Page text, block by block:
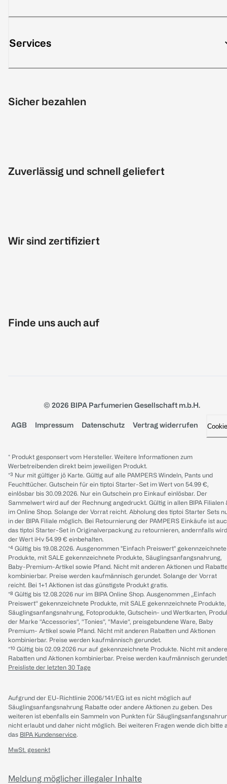
Services
Sicher bezahlen
Zuverlässig und schnell geliefert
Wir sind zertifiziert
Finde uns auch auf
© 2026 BIPA Parfumerien Gesellschaft m.b.H.
AGB Impressum Datenschutz Vertrag widerrufen
* Produkt gesponsert vom Hersteller. Weitere Informationen zum
Werbetreibenden direkt beim jeweiligen Produkt.
*³ Nur mit gültiger jö Karte. Gültig auf alle PAMPERS Windeln, Pants und
Feuchttücher. Gutschein für ein tiptoi Starter-Set im Wert von 54.99 €,
einlösbar bis 30.09.2026. Nur ein Gutschein pro Einkauf einlösbar. Der
Sammelwert wird auf der Rechnung angedruckt. Gültig in allen BIPA Filialen
im Online Shop. Solange der Vorrat reicht. Abholung des tiptoi Starter Sets
in der BIPA Filiale möglich. Bei Retournierung der PAMPERS Einkäufe ist
das tiptoi Starter-Set in Originalverpackung zu retournieren, andernfalls wird
der Wert iHv 54.99 € einbehalten.
*⁴ Gültig bis 19.08.2026. Ausgenommen "Einfach Preiswert" gekennzeichnete
Produkte, mit SALE gekennzeichnete Produkte, Säuglingsanfangsnahrung,
Baby-Premium-Artikel sowie Pfand. Nicht mit anderen Aktionen und
kombinierbar. Preise werden kaufmännisch gerundet. Solange der Vorrat
reicht. Bei 1+1 Aktionen ist das günstigste Produkt gratis.
*⁸ Gültig bis 12.08.2026 nur im BIPA Online Shop. Ausgenommen „Einfach
Preiswert“ gekennzeichnete Produkte, mit SALE gekennzeichnete Produkte,
Säuglingsanfangsnahrung, Fotoprodukte, Gutschein- und Wertkarten,
der Marke “Accessories“, “Tonies“, “Mavie“, preisgebundene Ware, Baby
Premium- Artikel sowie Pfand. Nicht mit anderen Rabatten und Aktionen
kombinierbar. Preise werden kaufmännisch gerundet.
*¹⁰ Gültig bis 02.09.2026 nur auf gekennzeichnete Produkte. Nicht mit
Rabatten und Aktionen kombinierbar. Preise werden kaufmännisch
Preisliste der letzten 30 Tage
Aufgrund der EU-Richtlinie 2006/141/EG ist es nicht möglich auf
Säuglingsanfangsnahrung Rabatte oder andere Aktionen zu geben. Des
weiteren ist ebenfalls ein Sammeln von Punkten für
nicht erlaubt und daher nicht möglich. Bei weiteren Fragen wende dich bitte
das BIPA Kundenservice.
MwSt. gesenkt
Meldung möglicher illegaler Inhalte